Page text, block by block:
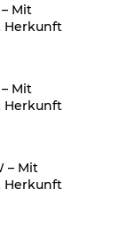
Mit
Herkunft
Mit
Herkunft
– Mit
Herkunft